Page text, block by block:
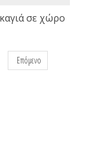
σε χώρο
Επόμενο